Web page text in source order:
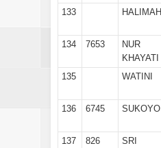
133
HALIMAH
134
7653
NUR
KHAYATI
135
WATINI
136
6745 SUKOYO
137
826
SRI